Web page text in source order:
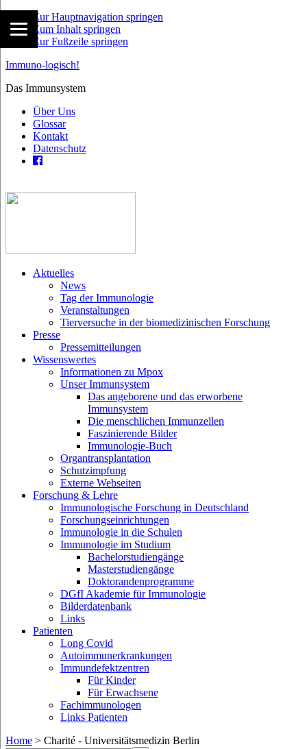
Zur Hauptnavigation springen
Zum Inhalt springen
Zur Fußzeile springen
Immuno-logisch!
Das Immunsystem
Über Uns
Glossar
Kontakt
Datenschutz
Aktuelles
News
Tag der Immunologie
Veranstaltungen
Tierversuche in der biomedizinischen Forschung
Presse
Pressemitteilungen
Wissenswertes
Informationen zu Mpox
Unser Immunsystem
Das angeborene und das erworbene
Immunsystem
Die menschlichen Immunzellen
Faszinierende Bilder
Immunologie-Buch
Organtransplantation
Schutzimpfung
Externe Webseiten
Forschung & Lehre
Immunologische Forschung in Deutschland
Forschungseinrichtungen
Immunologie in die Schulen
Immunologie im Studium
Bachelorstudiengänge
Masterstudiengänge
Doktorandenprogramme
DGfI Akademie für Immunologie
Bilderdatenbank
Links
Patienten
Long Covid
Autoimmunerkrankungen
Immundefektzentren
Für Kinder
Für Erwachsene
Fachimmunologen
Links Patienten
Home > Charité - Universitätsmedizin Berlin